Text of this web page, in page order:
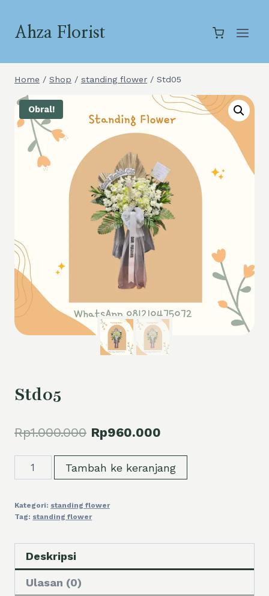
content
Ahza Florist
Home / Shop / standing flower / Std05
Obral!
Std05
Rp1.000.000 Harga
aslinya
adalah:
Rp960.000
saat
ini
Kuantitas
Std05
Tambah ke keranjang
Kategori: standing flower
Tag: standing flower
Deskripsi
Ulasan (0)